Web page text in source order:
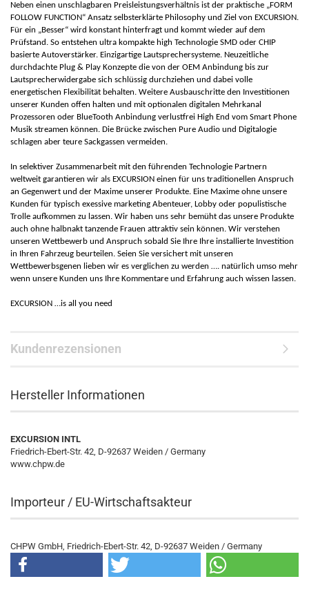
Neben einen unschlagbaren Preisleistungsverhältnis ist der praktische „FORM
FOLLOW FUNCTION“ Ansatz selbsterklärte Philosophy und Ziel von EXCURSION.
Für ein „Besser“ wird konstant hinterfragt und kommt wieder auf dem
Prüfstand. So entstehen ultra kompakte high Technologie SMD oder CHIP
basierte Autoverstärker. Einzigartige Lautsprechersysteme. Neuzeitliche
durchdachte Plug & Play Konzepte die von der OEM Anbindung bis zur
Lautsprecherwidergabe sich schlüssig durchziehen und dabei volle
energetischen Flexibilität behalten. Weitere Ausbauschritte den Investitionen
unserer Kunden offen halten und mit optionalen digitalen Mehrkanal
Prozessoren oder BlueTooth Anbindung verlustfrei High End vom Smart Phone
Musik streamen können. Die Brücke zwischen Pure Audio und Digitalogie
schlagen aber teure Sackgassen vermeiden.
In selektiver Zusammenarbeit mit den führenden Technologie Partnern
weltweit garantieren wir als EXCURSION einen für uns traditionellen Anspruch
an Gegenwert und der Maxime unserer Produkte. Eine Maxime ohne unsere
Kunden für typisch exessive marketing Abenteuer, Lobby oder populistische
Trolle aufkommen zu lassen. Wir haben uns sehr bemüht das unsere Produkte
auch ohne halbnakt tanzende Frauen attraktiv sein können. Wir verstehen
unseren Wettbewerb und Anspruch sobald Sie Ihre Ihre installierte Investition
in Ihren Fahrzeug beurteilen. Seien Sie versichert mit unseren
Wettbewerbsgenen lieben wir es verglichen zu werden …. natürlich umso mehr
wenn unsere Kunden uns Ihre Kommentare und Erfahrung auch wissen lassen.
EXCURSION …is all you need
Kundenrezensionen
Hersteller Informationen
EXCURSION INTL
Friedrich-Ebert-Str. 42, D-92637 Weiden / Germany
www.chpw.de
Importeur / EU-Wirtschaftsakteur
CHPW GmbH, Friedrich-Ebert-Str. 42, D-92637 Weiden / Germany